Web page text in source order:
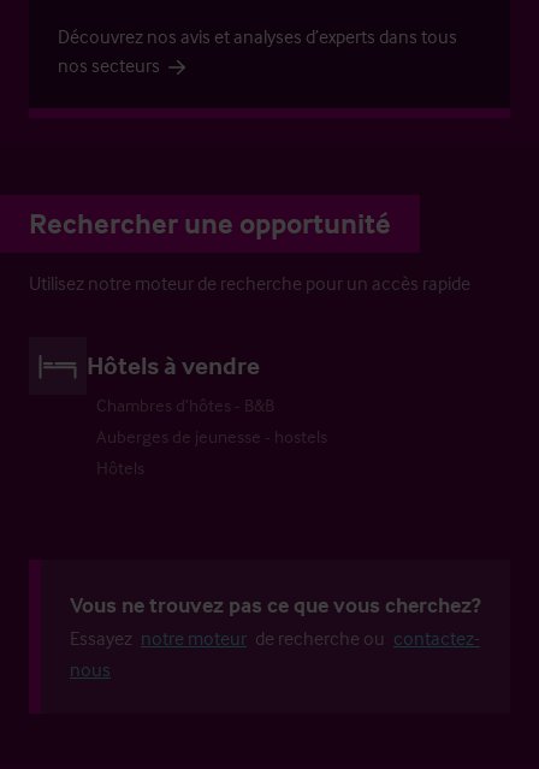
Découvrez nos avis et analyses d’experts dans tous
nos secteurs
Rechercher une opportunité
Utilisez notre moteur de recherche pour un accès rapide
Hôtels à vendre
Chambres d’hôtes - B&B
Auberges de jeunesse - hostels
Hôtels
Vous ne trouvez pas ce que vous cherchez?
Essayez notre moteur de recherche ou contactez-
nous